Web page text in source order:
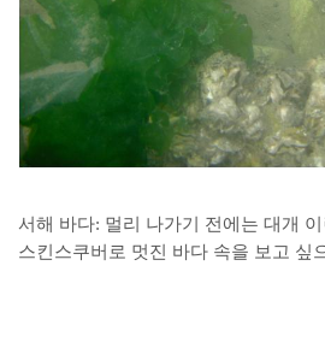
서해 바다: 멀리 나가기 전에는 대개
스킨스쿠버로 멋진 바다 속을 보고 싶